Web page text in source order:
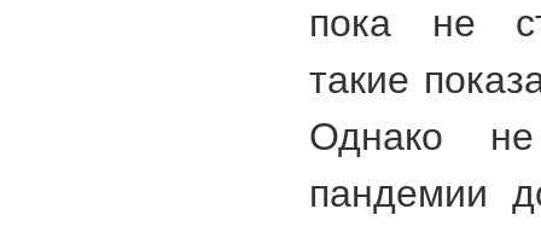
пока не
такие
Однако
пандемии